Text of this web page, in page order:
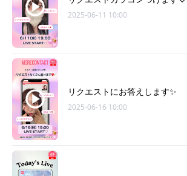
2025-06-11 10:00
リクエストにお答えします✨
2025-06-16 10:00